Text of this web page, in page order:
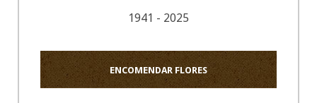
1941 - 2025
ENCOMENDAR FLORES